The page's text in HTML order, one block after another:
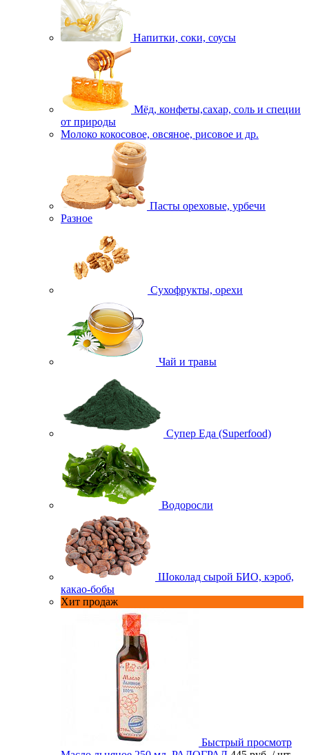
Напитки, соки, соусы
Мёд, конфеты,сахар, соль и специи
от природы
Молоко кокосовое, овсяное, рисовое и др.
Пасты ореховые, урбечи
Разное
Сухофрукты, орехи
Чай и травы
Супер Еда (Superfood)
Водоросли
Шоколад сырой БИО, кэроб,
какао-бобы
Хит продаж
Быстрый просмотр